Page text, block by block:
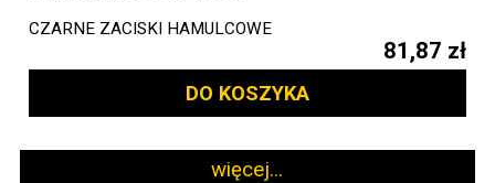
CZARNE ZACISKI HAMULCOWE
81,87 zł
DO KOSZYKA
więcej...